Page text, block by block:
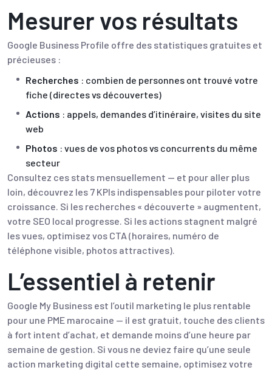
Mesurer vos résultats
Google Business Profile offre des statistiques gratuites et
précieuses :
Recherches : combien de personnes ont trouvé votre
fiche (directes vs découvertes)
Actions : appels, demandes d’itinéraire, visites du site
web
Photos : vues de vos photos vs concurrents du même
secteur
Consultez ces stats mensuellement — et pour aller plus
loin, découvrez les 7 KPIs indispensables pour piloter votre
croissance. Si les recherches « découverte » augmentent,
votre SEO local progresse. Si les actions stagnent malgré
les vues, optimisez vos CTA (horaires, numéro de
téléphone visible, photos attractives).
L’essentiel à retenir
Google My Business est l’outil marketing le plus rentable
pour une PME marocaine — il est gratuit, touche des clients
à fort intent d’achat, et demande moins d’une heure par
semaine de gestion. Si vous ne deviez faire qu’une seule
action marketing digital cette semaine, optimisez votre